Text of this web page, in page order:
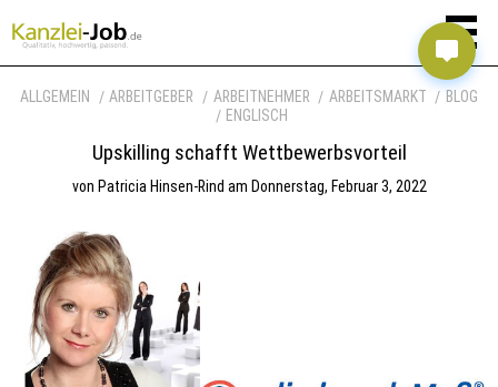
ALLGEMEIN ARBEITGEBER ARBEITNEHMER ARBEITSMARKT
BLOG
ENGLISCH
Upskilling schafft Wettbewerbsvorteil
von Patricia Hinsen-Rind am Donnerstag, Februar 3, 2022